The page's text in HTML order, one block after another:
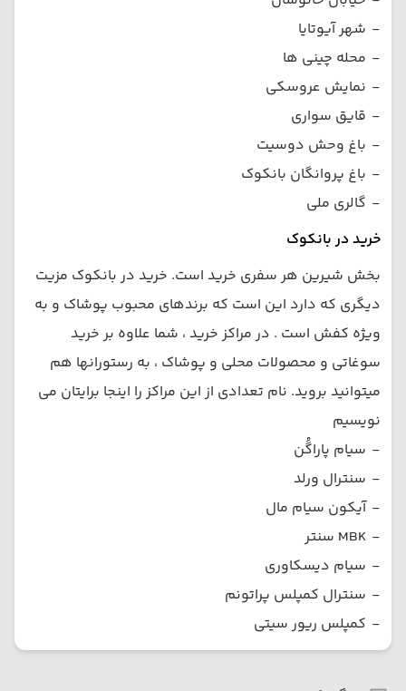
- شهر آیوتایا
- محله چینی ها
- نمایش عروسکی
- قایق سواری
- باغ وحش دوسیت
- باغ پروانگان بانکوک
- گالری ملی
خرید در بانکوک
بخش شیرین هر سفری خرید است. خرید در بانکوک مزیت
دیگری که دارد این است که برندهای محبوب پوشاک و به
ویژه کفش است . در مراکز خرید ، شما علاوه بر خرید
سوغاتی و محصولات محلی و پوشاک ، به رستورانها هم
میتوانید بروید. نام تعدادی از این مراکز را اینجا برایتان می
نویسیم
- سیام پاراگُن
- سنترال ورلد
- آیکون سیام مال
- MBK سنتر
- سیام دیسکاوری
- سنترال کمپلس پراتونم
- کمپلس ریور سیتی